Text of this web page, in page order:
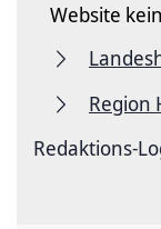
Website
Region
Redaktions-